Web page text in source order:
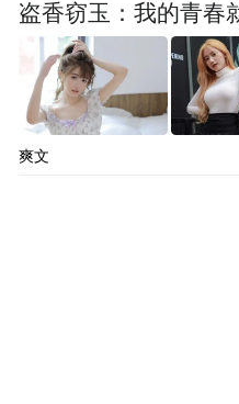
盗香窃玉：我的青春
爽文